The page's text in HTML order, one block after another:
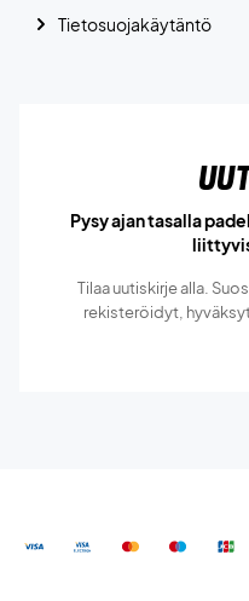
Tietosuojakäytäntö
Pysy ajan tasalla
Tilaa uutiskirje alla.
rekisteröidyt,